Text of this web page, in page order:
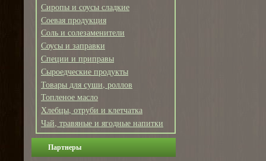
Сиропы и соусы сладкие
Соевая продукция
Соль и солезаменители
Соусы и заправки
Специи и приправы
Сыроедческие продукты
Товары для суши, роллов
Топленое масло
Хлебцы, отруби и клетчатка
Чай, травяные и ягодные напитки
Партнеры